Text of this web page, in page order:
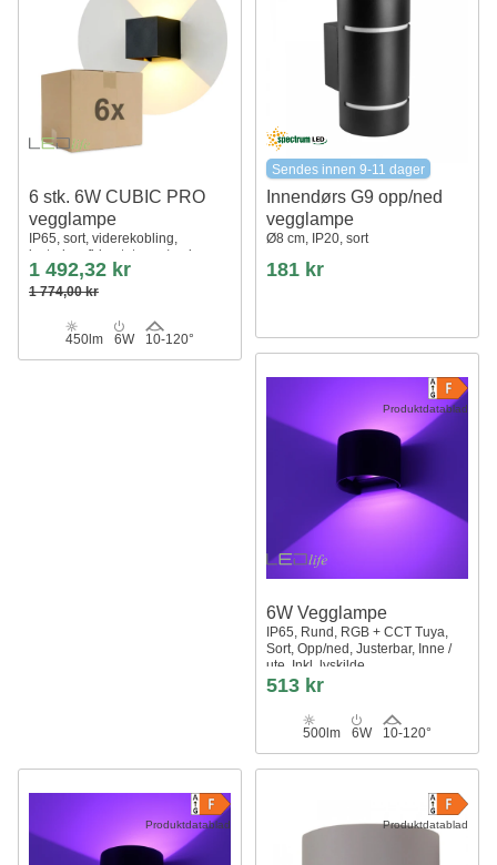
6 stk. 6W CUBIC PRO
vegglampe
IP65, sort, viderekobling,
justerbar, firkantet, opp/ned,
inne/ute, inkl. lyskilde
1 492,32 kr
1 774,00 kr
450lm 6W 10-120°
Sendes innen 9-11 dager
Innendørs G9 opp/ned
vegglampe
Ø8 cm, IP20, sort
181 kr
Produktdatablad
6W Vegglampe
IP65, Rund, RGB + CCT Tuya,
Sort, Opp/ned, Justerbar, Inne /
ute, Inkl. lyskilde
513 kr
500lm 6W 10-120°
Produktdatablad Produktdatablad